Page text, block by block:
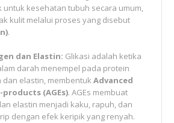
untuk kesehatan tubuh secara umum,
kulit melalui proses yang disebut
.
dan Elastin: Glikasi adalah ketika
darah menempel pada protein
dan elastin, membentuk Advanced
(AGEs). AGEs membuat
elastin menjadi kaku, rapuh, dan
dengan efek keripik yang renyah.